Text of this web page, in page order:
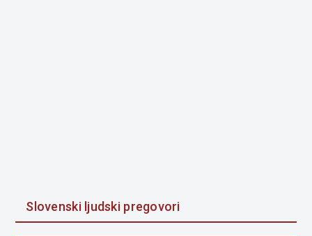
Slovenski ljudski pregovori